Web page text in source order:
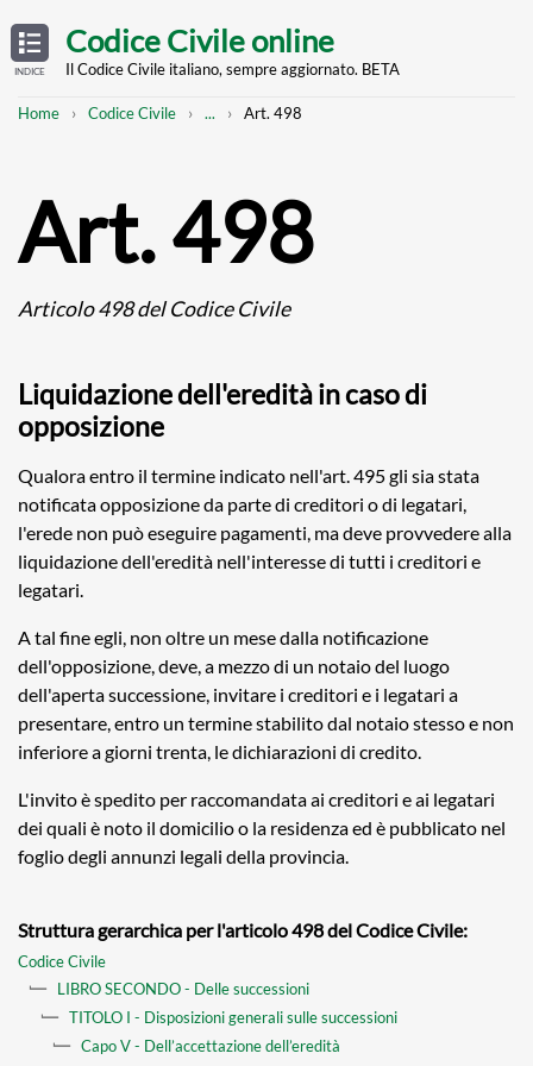
TABLE
OF
CONTENTS
INDICE
main
Codice Civile online
Il Codice Civile italiano, sempre aggiornato. BETA
Breadcrumb
Home Codice Civile
Mostra
... Art. 498
Art. 498
Articolo 498 del Codice Civile
Liquidazione dell'eredità in caso di
opposizione
Qualora entro il termine indicato nell'art. 495 gli sia stata
notificata opposizione da parte di creditori o di legatari,
l'erede non può eseguire pagamenti, ma deve provvedere alla
liquidazione dell'eredità nell'interesse di tutti i creditori e
legatari.
A tal fine egli, non oltre un mese dalla notificazione
dell'opposizione, deve, a mezzo di un notaio del luogo
dell'aperta successione, invitare i creditori e i legatari a
presentare, entro un termine stabilito dal notaio stesso e non
inferiore a giorni trenta, le dichiarazioni di credito.
L'invito è spedito per raccomandata ai creditori e ai legatari
dei quali è noto il domicilio o la residenza ed è pubblicato nel
foglio degli annunzi legali della provincia.
Struttura gerarchica per l'articolo 498 del Codice Civile:
Codice Civile
LIBRO SECONDO - Delle successioni
TITOLO I - Disposizioni generali sulle successioni
Capo V - Dell’accettazione dell’eredità